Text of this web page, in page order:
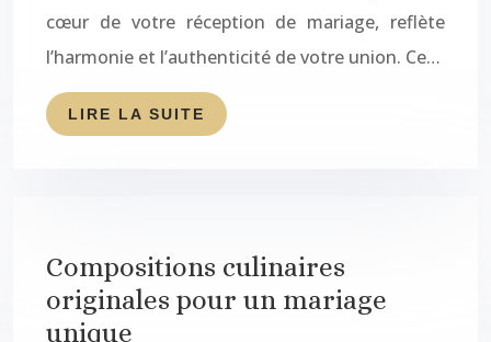
cœur de votre réception de mariage, reflète
l’harmonie et l’authenticité de votre union. Ce…
LIRE LA SUITE
Compositions culinaires
originales pour un mariage
unique